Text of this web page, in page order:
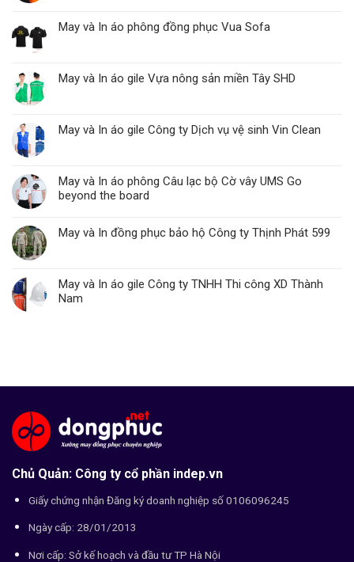
May và In áo phông đồng phục Vua Sofa
May và In áo gile Vựa nông sản miền Tây SHD
May và In áo gile Công ty Dịch vụ vệ sinh Vin Clean
May và In áo phông Câu lạc bộ Cờ vây UMS Go
beyond the board
May và In đồng phục bảo hộ Công ty Thịnh Phát 599
May và In áo gile Công ty TNHH Thi công XD Thành
Nam
Chủ Quản: Công ty cổ phần indep.vn
Giấy chứng nhận Đăng ký doanh nghiệp số 0106096245
Ngày cấp: 28/01/2013
Nơi cấp: Sở kế hoạch và đầu tư TP Hà Nội